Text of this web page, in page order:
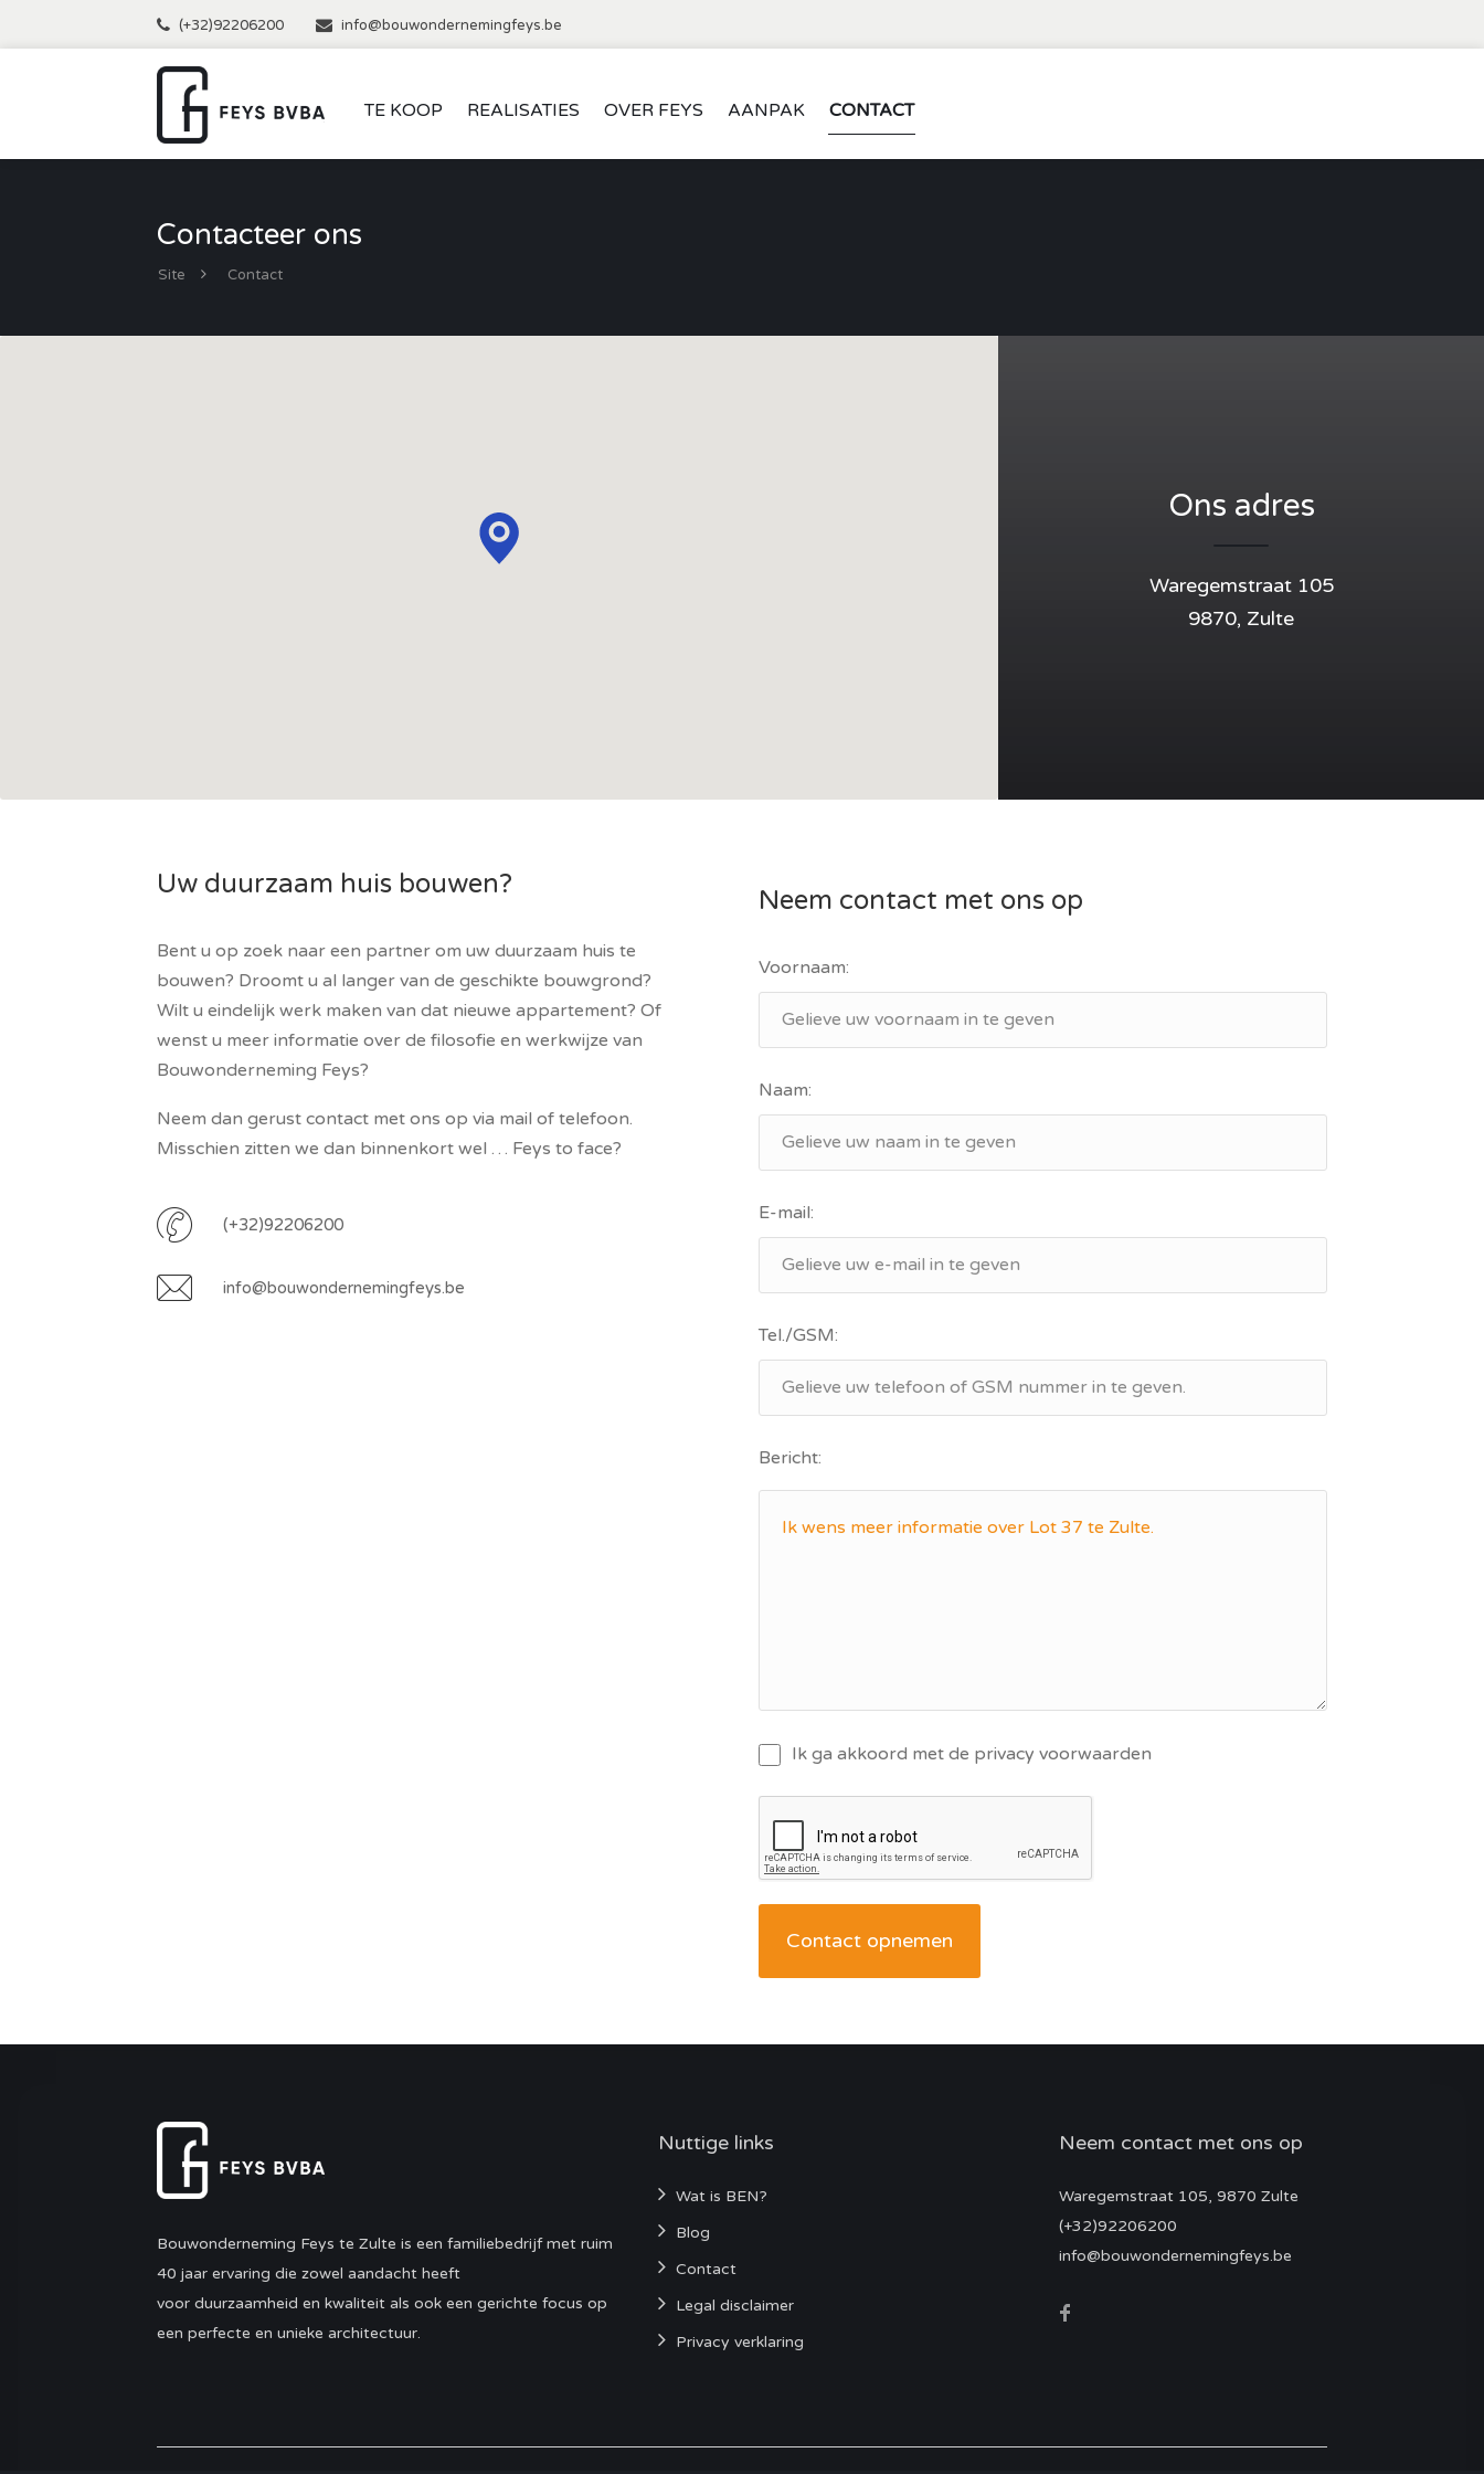
(+32)92206200 info@bouwondernemingfeys.be
TE KOOP REALISATIES OVER FEYS AANPAK CONTACT
Contacteer ons
Site Contact
Ons adres
Waregemstraat 105
9870, Zulte
Uw duurzaam huis bouwen?
Bent u op zoek naar een partner om uw duurzaam huis te
bouwen? Droomt u al langer van de geschikte bouwgrond?
Wilt u eindelijk werk maken van dat nieuwe appartement? Of
wenst u meer informatie over de filosofie en werkwijze van
Bouwonderneming Feys?
Neem dan gerust contact met ons op via mail of telefoon.
Misschien zitten we dan binnenkort wel … Feys to face?
(+32)92206200
info@bouwondernemingfeys.be
Neem contact met ons op
Voornaam:
Naam:
E-mail:
Tel./GSM:
Bericht:
Ik ga akkoord met de privacy voorwaarden
Contact opnemen
Bouwonderneming Feys te Zulte is een familiebedrijf met ruim
40 jaar ervaring die zowel aandacht heeft
voor duurzaamheid en kwaliteit als ook een gerichte focus op
een perfecte en unieke architectuur.
Nuttige links
Wat is BEN?
Blog
Contact
Legal disclaimer
Privacy verklaring
Neem contact met ons op
Waregemstraat 105, 9870 Zulte
(+32)92206200
info@bouwondernemingfeys.be